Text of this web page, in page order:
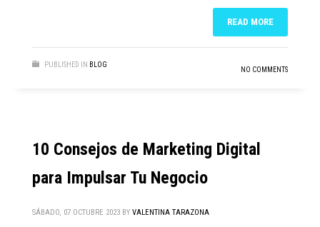
READ MORE
PUBLISHED IN BLOG
NO COMMENTS
10 Consejos de Marketing Digital
para Impulsar Tu Negocio
SÁBADO, 07 OCTUBRE 2023 BY VALENTINA TARAZONA